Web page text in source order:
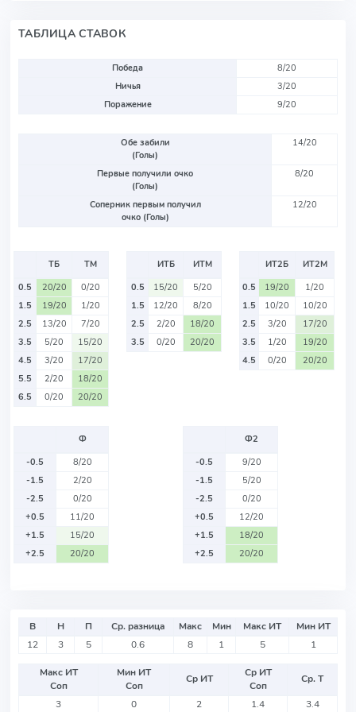
ТАБЛИЦА СТАВОК
Победа
8/20
Ничья
3/20
Поражение
9/20
Обе забили
(Голы)
14/20
Первые получили очко
(Голы)
8/20
Соперник первым получил
очко (Голы)
12/20
ТБ
ТМ
0.5
20/20
0/20
1.5
19/20
1/20
2.5
13/20
7/20
3.5
5/20
15/20
4.5
3/20
17/20
5.5
2/20
18/20
6.5
0/20 20/20
ИТБ
ИТМ
0.5
15/20
5/20
1.5
12/20
8/20
2.5
2/20
18/20
3.5
0/20 20/20
ИТ2Б
ИТ2М
0.5
19/20
1/20
1.5
10/20
10/20
2.5
3/20
17/20
3.5
1/20
19/20
4.5
0/20 20/20
Ф
-0.5
8/20
-1.5
2/20
-2.5
0/20
+0.5
11/20
+1.5
15/20
+2.5
20/20
Ф2
-0.5
9/20
-1.5
5/20
-2.5
0/20
+0.5
12/20
+1.5
18/20
+2.5
20/20
В Н П Ср. разница Макс Мин Макс ИТ
Мин ИТ
12
3 5 0.6 8 1 5 1
Макс ИТ
Соп
Мин ИТ
Соп
Ср ИТ
Ср ИТ
Соп
Ср. Т
3
0 2 1.4 3.4